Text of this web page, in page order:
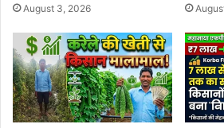
August 3, 2026